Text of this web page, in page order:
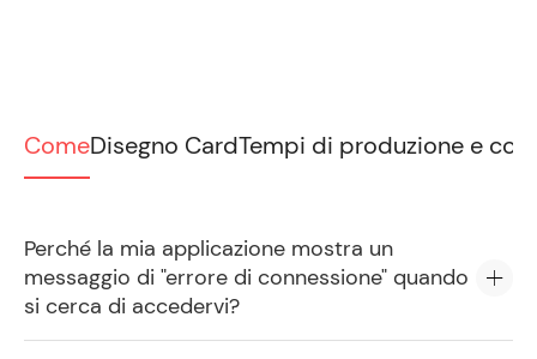
ComeDisegno CardTempi di produzione e
Perché la mia applicazione mostra un
messaggio di "errore di connessione" quando
si cerca di accedervi?